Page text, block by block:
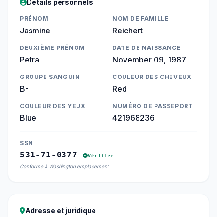
Détails personnels
PRÉNOM
Jasmine
NOM DE FAMILLE
Reichert
DEUXIÈME PRÉNOM
Petra
DATE DE NAISSANCE
November 09, 1987
GROUPE SANGUIN
B-
COULEUR DES CHEVEUX
Red
COULEUR DES YEUX
Blue
NUMÉRO DE PASSEPORT
421968236
SSN
531-71-0377 Vérifier
Conforme à Washington emplacement
Adresse et juridique